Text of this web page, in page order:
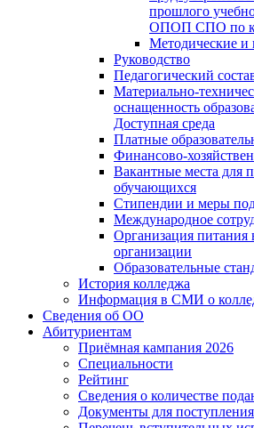
прошлого
ОПОП СПО по
Методические
Руководство
Педагогический
Материально-
оснащенность
Доступная среда
Платные
Финансово-
Вакантные места для
обучающихся
Стипендии и меры
Международное
Организация питания
организации
Образовательные
История колледжа
Информация в СМИ о
Сведения об ОО
Абитуриентам
Приёмная кампания 2026
Специальности
Рейтинг
Сведения о количестве
Документы для поступления